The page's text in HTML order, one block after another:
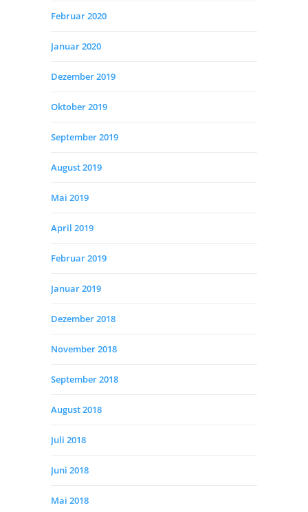
Februar 2020
Januar 2020
Dezember 2019
Oktober 2019
September 2019
August 2019
Mai 2019
April 2019
Februar 2019
Januar 2019
Dezember 2018
November 2018
September 2018
August 2018
Juli 2018
Juni 2018
Mai 2018